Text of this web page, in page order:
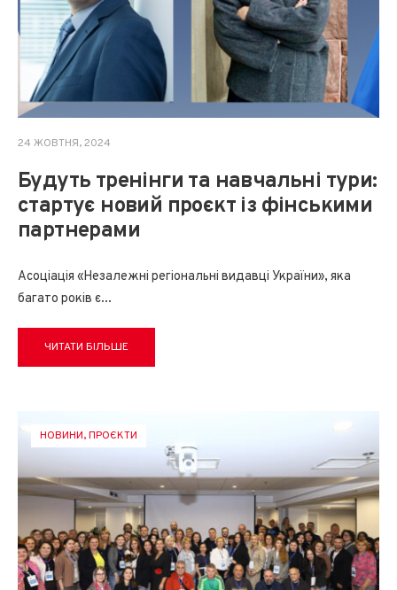
24 ЖОВТНЯ, 2024
Будуть тренінги та навчальні тури:
стартує новий проєкт із фінськими
партнерами
Асоціація «Незалежні регіональні видавці України», яка
багато років є...
ЧИТАТИ БІЛЬШЕ
НОВИНИ,ПРОЄКТИ